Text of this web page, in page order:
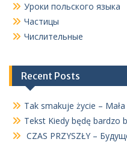
Уроки польского языка
Частицы
Числительные
Recent Posts
Tak smakuje życie –
Tekst Kiedy będę bardzo
CZAS PRZYSZŁY –